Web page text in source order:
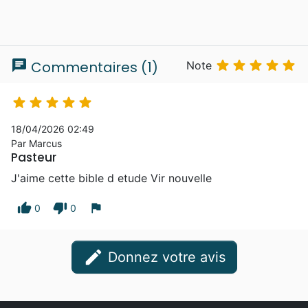
chat Commentaires (1) Note     
    
18/04/2026 02:49
Par Marcus
Pasteur
J'aime cette bible d etude Vir nouvelle
thumb_up 0 thumb_down 0 flag
edit Donnez votre avis